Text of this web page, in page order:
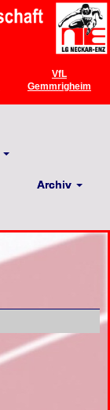
VfL
Gemmrigheim
Archiv